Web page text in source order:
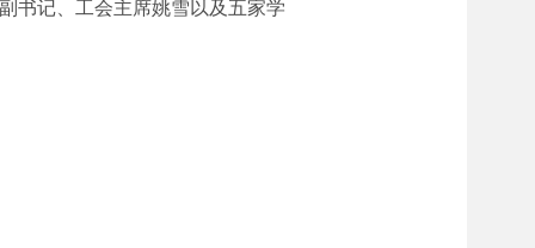
书记、工会主席姚雪以及五家学